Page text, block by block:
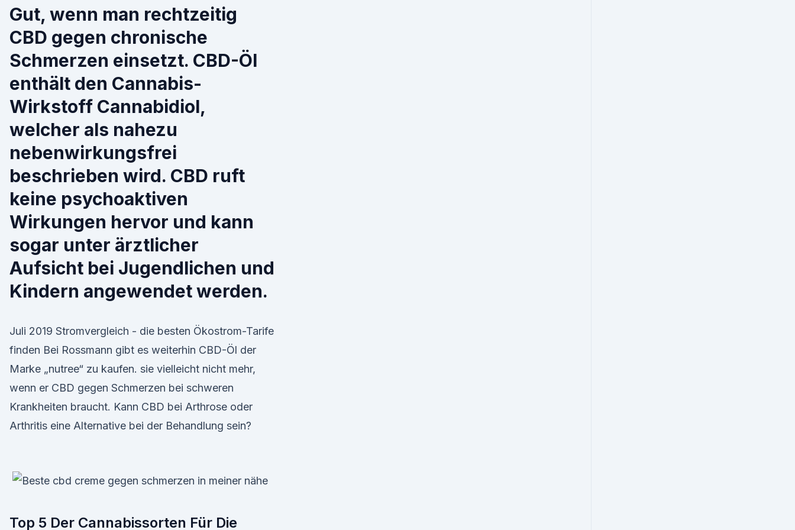
Gut, wenn man rechtzeitig
CBD gegen chronische
Schmerzen einsetzt. CBD-Öl
enthält den Cannabis-
Wirkstoff Cannabidiol,
welcher als nahezu
nebenwirkungsfrei
beschrieben wird. CBD ruft
keine psychoaktiven
Wirkungen hervor und kann
sogar unter ärztlicher
Aufsicht bei Jugendlichen und
Kindern angewendet werden.
Juli 2019 Stromvergleich - die besten Ökostrom-Tarife
finden Bei Rossmann gibt es weiterhin CBD-Öl der
Marke „nutree“ zu kaufen. sie vielleicht nicht mehr,
wenn er CBD gegen Schmerzen bei schweren
Krankheiten braucht. Kann CBD bei Arthrose oder
Arthritis eine Alternative bei der Behandlung sein?
Top 5 Der Cannabissorten Für Die